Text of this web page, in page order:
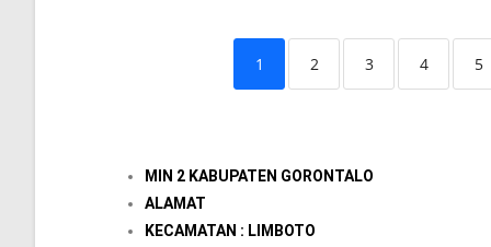
1 2 3 4 5
MIN 2 KABUPATEN GORONTALO
ALAMAT
KECAMATAN : LIMBOTO